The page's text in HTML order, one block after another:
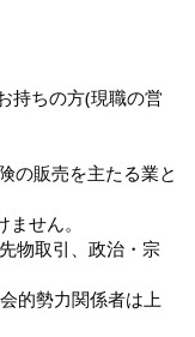
持ちの方(現職の営
の販売を主たる業と
せん。
物取引、政治・宗
的勢力関係者は上